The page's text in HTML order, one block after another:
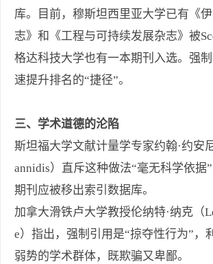
库。目前，穆斯坦西里亚大学已有《
志》和《工程与可持续发展杂志》被
格达科技大学也有一本期刊入选。强
速提升排名的“捷径”。
三、学术道德的沦陷
斯坦福大学文献计量学专家约翰·约安
annidis）直斥这种做法“毫无科学依据
期刊应被移出索引数据库。
加拿大滑铁卢大学教授伦纳特·纳克（
e）指出，强制引用是“掠夺性行为”，
弱势的学术群体，既欺骗又卑鄙。